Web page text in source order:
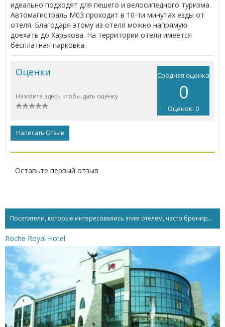
идеально подходят для пешего и велосипедного туризма.
Автомагистраль M03 проходит в 10-ти минутах езды от
отеля. Благодаря этому из отеля можно напрямую
доехать до Харькова. На территории отеля имеется
бесплатная парковка.
Средняя оценка
0
Оценок: 0
Оценки
Нажмите здесь чтобы дать оценку
Написать Отзыв
Оставьте первый отзыв
Посетители, которые интересовались этим отелем, часто бронируют...
Roche Royal Hotel